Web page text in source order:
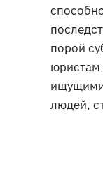
порой
ищущими
людей,